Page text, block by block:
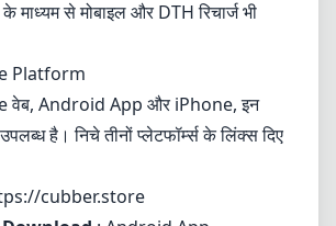
माध्यम से मोबाइल और DTH रिचार्ज भी
Platform
वेब, Android App और iPhone, इन
है। निचे तीनों प्लेटफॉर्म्स के लिंक्स दिए
cubber.store